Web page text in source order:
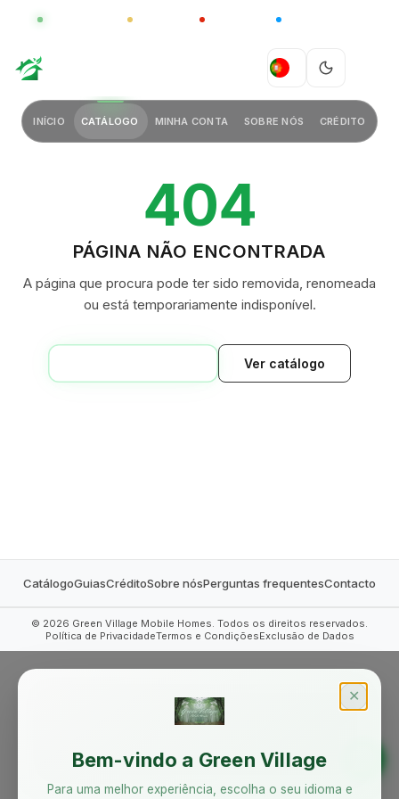
CHINA
PT
INÍCIO CATÁLOGO MINHA CONTA SOBRE NÓS CRÉDITO
404
PÁGINA NÃO ENCONTRADA
A página que procura pode ter sido removida, renomeada
ou está temporariamente indisponível.
Ver catálogo
CatálogoGuiasCréditoSobre nósPerguntas frequentesContacto
© 2026 Green Village Mobile Homes. Todos os direitos reservados.
Política de PrivacidadeTermos e CondiçõesExclusão de Dados
✕
Bem-vindo a Green Village
Para uma melhor experiência, escolha o seu idioma e